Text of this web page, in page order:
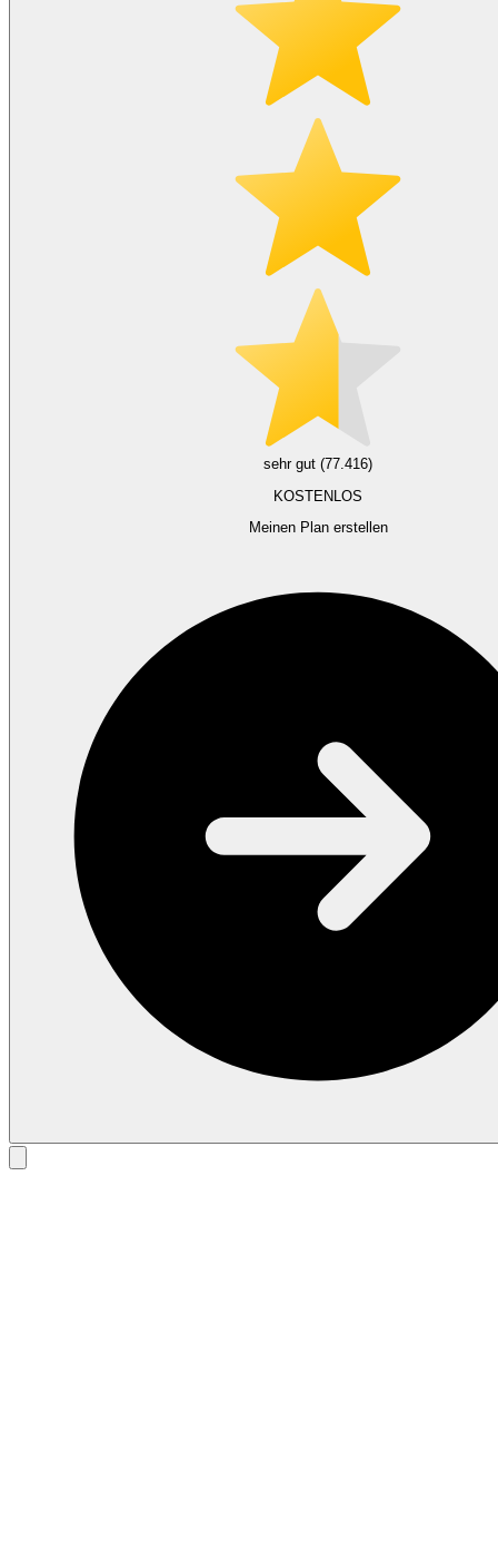
sehr gut (77.416)
KOSTENLOS
Meinen Plan erstellen